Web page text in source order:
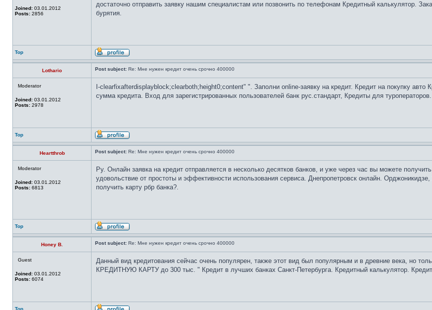
Joined: 03.01.2012
Posts: 2856
достаточно отправить заявку нашим специалистам или позвонить по телефонам Кредитный калькулятор.
бурятия.
Top
Lothario Post subject: Re: Мне нужен кредит очень срочно 400000
Moderator
Joined: 03.01.2012
Posts: 2978
I-clearfixafterdisplayblock;clearboth;height0;content" ". Заполни online-заявку на кредит. Кредит на покупку
сумма кредита. Вход для зарегистрированных пользователей банк рус.стандарт, Кредиты для туроператоров.
Top
Heartthrob Post subject: Re: Мне нужен кредит очень срочно 400000
Moderator
Joined: 03.01.2012
Posts: 6813
Ру. Онлайн заявка на кредит отправляется в несколько десятков банков, и уже через час вы можете
удовольствие от простоты и эффективности использования сервиса. Днепропетровск онлайн.
получить карту рбр банка?.
Top
Honey B. Post subject: Re: Мне нужен кредит очень срочно 400000
Guest
Joined: 03.01.2012
Posts: 6074
Данный вид кредитования сейчас очень популярен, также этот вид был популярным и в древние века, но
КРЕДИТНУЮ КАРТУ до 300 тыс. " Кредит в лучших банках Санкт-Петербурга. Кредитный калькулятор.
Top